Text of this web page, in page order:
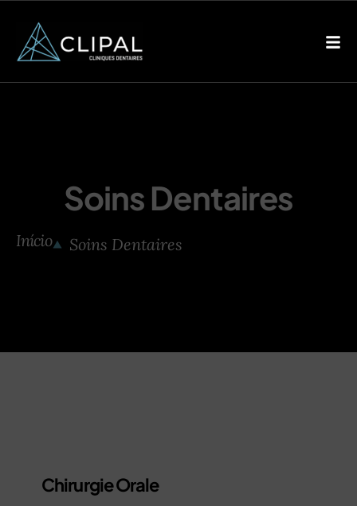
Soins Dentaires
Início Soins Dentaires
Chirurgie Orale